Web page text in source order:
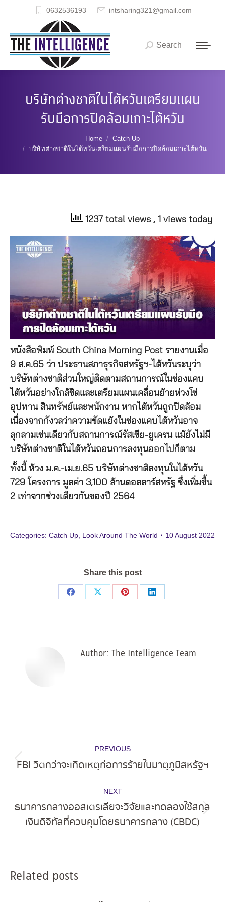
0632536193 intsharing321@gmail.com
Search:
Search
บริษัทต่างชาติในไต้หวันเตรียมแผน
รับมือการปิดล้อมเกาะไต้หวัน
Home
Catch Up
บริษัทต่างชาติในไต้หวันเตรียมแผนรับมือการปิดล้อมเกาะไต้หวัน
1237 total views , 1 views today
หนังสือพิมพ์ South China Morning Post รายงานเมื่อ
9 ส.ค.65 ว่า ประธานสภาธุรกิจสหรัฐฯ-ไต้หวันระบุว่า
บริษัทต่างชาติส่วนใหญ่ติดตามสถานการณ์ในช่องแคบ
ไต้หวันอย่างใกล้ชิดและเตรียมแผนเคลื่อนย้ายห่วงโซ่
อุปทาน สินทรัพย์และพนักงาน หากไต้หวันถูกปิดล้อม
เนื่องจากกังวลว่าความขัดแย้งในช่องแคบไต้หวันอาจ
ลุกลามเช่นเดียวกับสถานการณ์รัสเซีย-ยูเครน แม้ยังไม่มี
บริษัทต่างชาติในไต้หวันถอนการลงทุนออกไปก็ตาม
ทั้งนี้ ห้วง ม.ค.-เม.ย.65 บริษัทต่างชาติลงทุนในไต้หวัน
729 โครงการ มูลค่า 3,100 ล้านดอลลาร์สหรัฐ ซึ่งเพิ่มขึ้น
2 เท่าจากช่วงเดียวกันของปี 2564
Categories: Catch Up Look Around The World 10 August 2022
Share this post
Share
Share
Share
Share
Author: The Intelligence Team
navigation
PREVIOUS
Previous
FBI วิตกว่าจะเกิดเหตุก่อการร้ายในมาตุภูมิสหรัฐฯ
NEXT
post:
ธนาคารกลางออสเตรเลียจะวิจัยและทดลองใช้สกุล
เงินดิจิทัลที่ควบคุมโดยธนาคารกลาง (CBDC)
Related posts